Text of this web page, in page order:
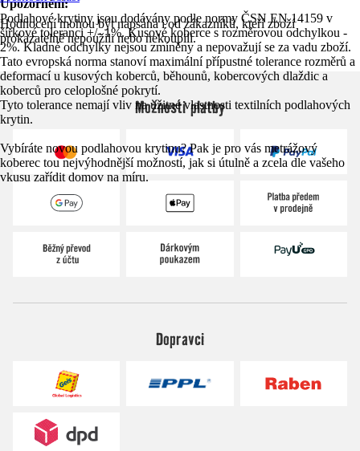
Upozornění:
Podlahové krytiny jsou dodávány podle normy ČSN EN 14159 v
šířkové toleranci +/- 1%. Kusové koberce s rozměrovou odchylkou -
2%. Kladné odchylky nejsou zmíněny a nepovažují se za vadu zboží.
Tato evropská norma stanoví maximální přípustné tolerance rozměrů a
deformací u kusových koberců, běhounů, kobercových dlaždic a
koberců pro celoplošné pokrytí.
Tyto tolerance nemají vliv na užitné vlastnosti textilních podlahových
krytin.
Vybíráte novou podlahovou krytinu? Pak je pro vás metrážový
koberec tou nejvýhodnější možností, jak si útulně a zcela dle vašeho
vkusu zařídit domov na míru.
Hodnocení mohou být napsána i od zákazníků, kteří zboží
prokazatelně nepoužili nebo nekoupili.
Možnosti platby
Dopravci